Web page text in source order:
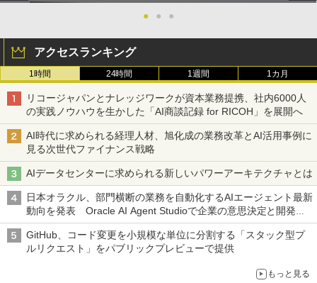
● ● ●
アクセスランキング
1時間 24時間 1週間 1カ月
リコージャパンとナレッジワークが資本業務提携、社内6000人
の実践ノウハウを生かした「AI商談記録 for RICOH」を展開へ
AI時代に求められる経理人材、旭化成の業務改革とAI活用事例に
見る次世代ファイナンス戦略
AIデータセンターに求められる新しいパワーアーキテクチャとは
日本オラクル、部門横断の業務を自動化するAIエージェント最新
動向を発表 Oracle AI Agent Studioで企業の意思決定と開発を
加速
GitHub、コード変更を小規模な単位に分割する「スタック型プ
ルリクエスト」をパブリックプレビューで提供
もっと見る